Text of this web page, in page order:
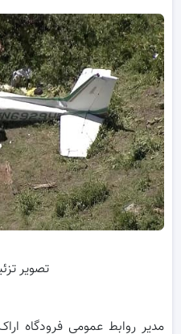
تصویر
مدیر روابط عمومی فرودگاه